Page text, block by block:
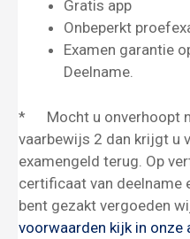
Gratis app
Onbeperkt
Examen garantie
Deelname.
* Mocht u onverhoopt
vaarbewijs 2 dan krijgt u
examengeld terug. Op
certificaat van deelname
bent gezakt vergoeden
voorwaarden kijk in onze